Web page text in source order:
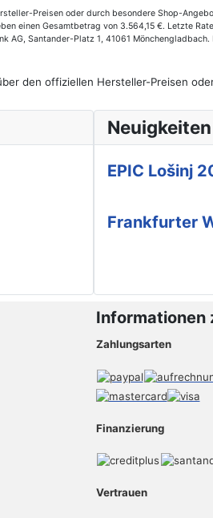
Preisen oder durch besondere Shop-
einen Gesamtbetrag von 3.564,15 €. Letzte
Santander-Platz 1, 41061
den offiziellen Hersteller-Preisen
Neuigkeiten
EPIC Lošinj
Frankfurter
Informationen
Zahlungsarten
Finanzierung
Vertrauen